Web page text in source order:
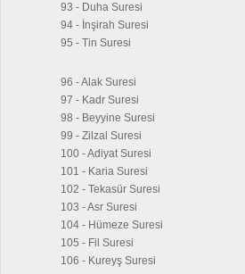
93 - Duha Suresi
94 - İnşirah Suresi
95 - Tin Suresi
96 - Alak Suresi
97 - Kadr Suresi
98 - Beyyine Suresi
99 - Zilzal Suresi
100 - Adiyat Suresi
101 - Karia Suresi
102 - Tekasür Suresi
103 - Asr Suresi
104 - Hümeze Suresi
105 - Fil Suresi
106 - Kureyş Suresi